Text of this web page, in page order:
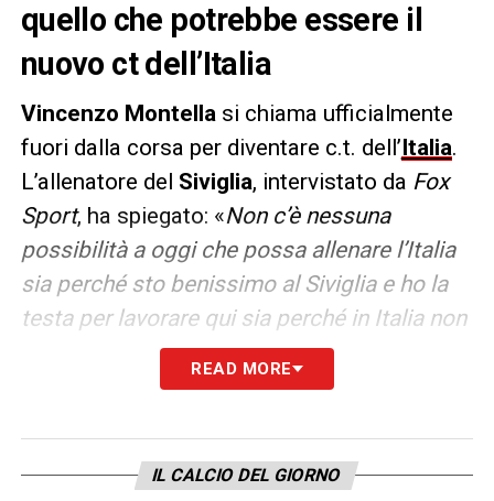
quello che potrebbe essere il
nuovo ct dell’Italia
Vincenzo Montellasi chiama ufficialmente
fuori dalla corsa per diventare c.t. dell’ Italia.
L’allenatore del Siviglia, intervistato da Fox
Sport, ha spiegato: «Non c’è nessuna
possibilità a oggi che possa allenare l’Italia
sia perché sto benissimo al Siviglia e ho la
testa per lavorare qui sia perché in Italia non
c’è stato nessun tipo di contatto. E poi
perché credo che per allenare l’Italia è
momento ne ho molto pochi. Più Ancelotti
Mancini? Roberto l’ho visto qualche
READ MORE
IL CALCIO DEL GIORNO